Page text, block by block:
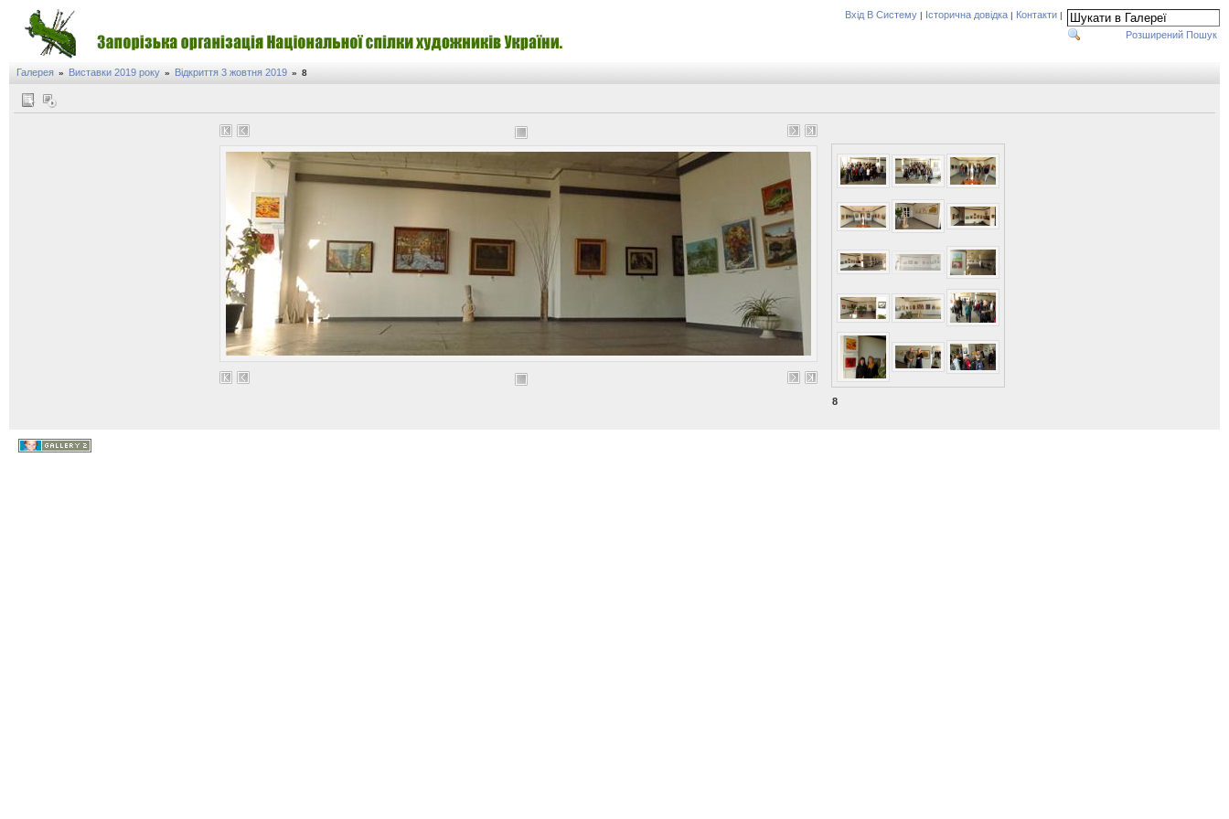
Вхід В Систему | Історична довідка | Контакти |
Розширений Пошук
Галерея » Виставки 2019 року » Відкриття 3 жовтня 2019 » 8
8